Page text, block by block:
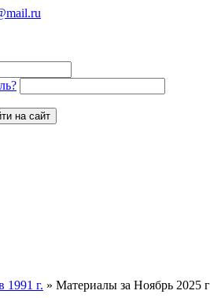
на сайт
1991 г. » Материалы за Ноябрь 2025